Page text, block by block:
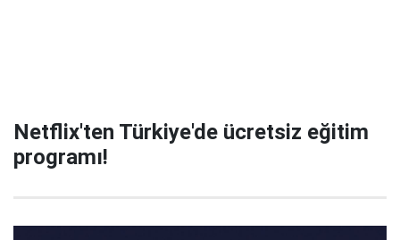
Netflix'ten Türkiye'de ücretsiz eğitim
programı!